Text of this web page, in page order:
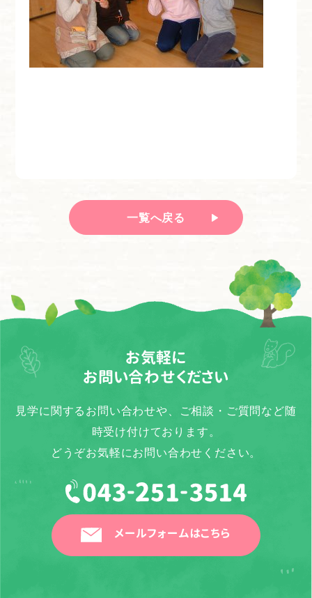
一覧へ戻る
お気軽に
お問い合わせください
見学に関するお問い合わせや、ご相談・ご質問など随
時受け付けております。
どうぞお気軽にお問い合わせください。
メールフォームはこちら